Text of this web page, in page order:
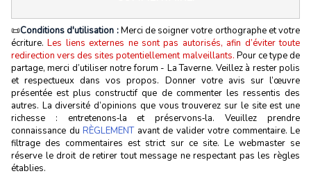
📜Conditions d'utilisation :Merci de soigner votre orthographe et votre
écriture.Les liens externes ne sont pas autorisés, afin d’éviter toute
redirection vers des sites potentiellement malveillants. Pour ce type de
partage, merci d’utiliser notre forum - La Taverne. Veillez à rester polis
et respectueux dans vos propos. Donner votre avis sur l’œuvre
présentée est plus constructif que de commenter les ressentis des
autres. La diversité d’opinions que vous trouverez sur le site est une
richesse : entretenons‑la et préservons‑la. Veuillez prendre
connaissance du RÈGLEMENTavant de valider votre commentaire. Le
filtrage des commentaires est strict sur ce site. Le webmaster se
réserve le droit de retirer tout message ne respectant pas les règles
établies.